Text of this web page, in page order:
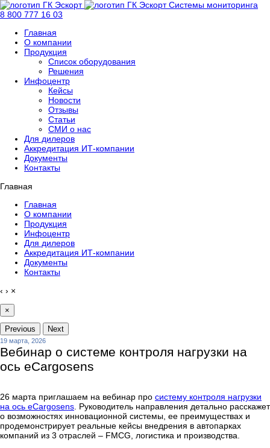
Системы мониторинга
8 800 777 16 03
Главная
О компании
Продукция
Список оборудования
Решения
Инфоцентр
Кейсы
Новости
Отзывы
Статьи
СМИ о нас
Для дилеров
Аккредитация ИТ-компании
Документы
Контакты
Главная
Главная
О компании
Продукция
Инфоцентр
Для дилеров
Аккредитация ИТ-компании
Документы
Контакты
‹ › ×
×
Previous Next
19 марта, 2026
Вебинар о системе контроля нагрузки на
ось eCargosens
26 марта приглашаем на вебинар про систему контроля нагрузки
на ось eCargosens . Руководитель направления детально расскажет
о возможностях инновационной системы, ее преимуществах и
продемонстрирует реальные кейсы внедрения в автопарках
компаний из 3 отраслей – FMCG, логистика и производства.